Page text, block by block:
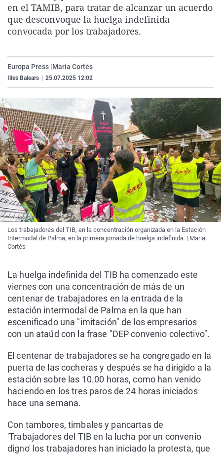
La rosa de los vientos
Gente viajera
Caso
Retornados
Operación Viuda
Extremadura
Galicia
Navarra
Virales
Televisión
en el TAMIB, para tratar de alcanzar un acuerdo
que desconvoque la huelga indefinida
convocada por los trabajadores.
Europa Press |María Cortès
Illes Balears 25.07.2025 12:02
Los trabajadores del TIB, en la concentración organizada en la Estación
Intermodal de Palma, en la primera jornada de huelga indefinida. | Maria
Cortès
La huelga indefinida del TIB ha comenzado este
viernes con una concentración de más de un
centenar de trabajadores en la entrada de la
estación intermodal de Palma en la que han
escenificado una "imitación" de los empresarios
con un ataúd con la frase "DEP convenio colectivo".
El centenar de trabajadores se ha congregado en la
puerta de las cocheras y después se ha dirigido a la
estación sobre las 10.00 horas, como han venido
haciendo en los tres paros de 24 horas iniciados
hace una semana.
Con tambores, timbales y pancartas de
'Trabajadores del TIB en la lucha por un convenio
digno' los trabajadores han iniciado la protesta, que